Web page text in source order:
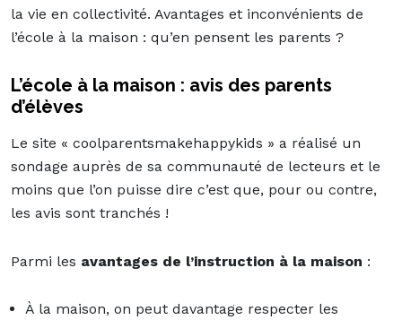
la vie en collectivité. Avantages et inconvénients de
l’école à la maison : qu’en pensent les parents ?
L’école à la maison : avis des parents
d’élèves
Le site « coolparentsmakehappykids » a réalisé un
sondage auprès de sa communauté de lecteurs et le
moins que l’on puisse dire c’est que, pour ou contre,
les avis sont tranchés !
Parmi les avantages de l’instruction à la maison :
À la maison, on peut davantage respecter les